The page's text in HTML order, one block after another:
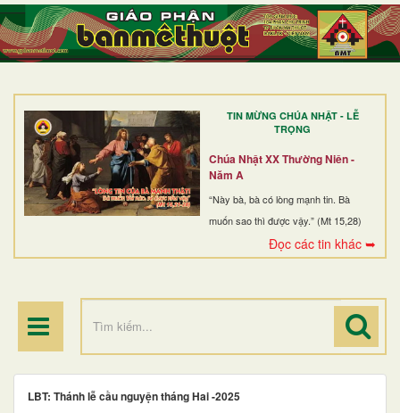
TIN MỪNG CHÚA NHẬT - LỄ
TRỌNG
Chúa Nhật XX Thường Niên -
Năm A
“Này bà, bà có lòng mạnh tin. Bà
muốn sao thì được vậy.” (Mt 15,28)
Đọc các tin khác ➥
TRANG NHẤT
GIỚI THIỆU
DÒNG TU
BAN MỤC VỤ
ĐOÀN THỂ CG
ĐIỂM HÀNH HƯƠNG
LBT: Thánh lễ cầu nguyện tháng Hai -2025